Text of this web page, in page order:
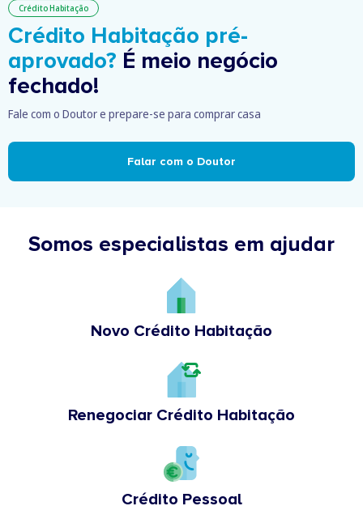
Crédito Habitação
Crédito Habitação pré-
aprovado? É meio negócio
fechado!
Fale com o Doutor e prepare-se para comprar casa
Falar com o Doutor
Somos especialistas em ajudar
Novo Crédito Habitação
Renegociar Crédito Habitação
Crédito Pessoal